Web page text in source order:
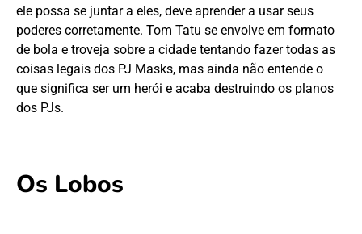
ele possa se juntar a eles, deve aprender a usar seus
poderes corretamente. Tom Tatu se envolve em formato
de bola e troveja sobre a cidade tentando fazer todas as
coisas legais dos PJ Masks, mas ainda não entende o
que significa ser um herói e acaba destruindo os planos
dos PJs.
Os Lobos